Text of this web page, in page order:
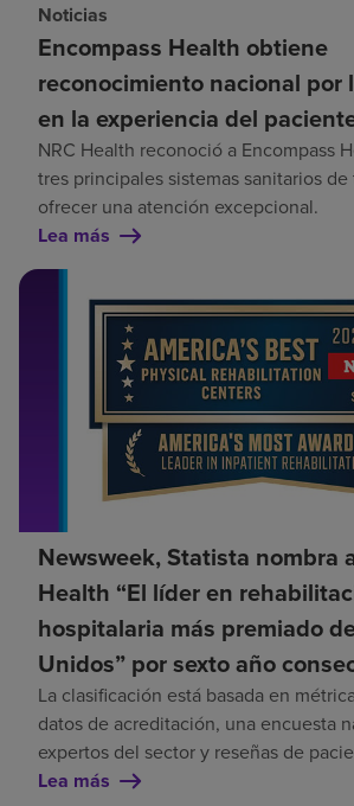
Noticias
Encompass Health obtiene
reconocimiento nacional por
en la experiencia del
NRC Health reconoció a Encompass
tres principales sistemas sanitarios
ofrecer una atención excepcional.
Lea más
Newsweek, Statista nombra
Health “El líder en
hospitalaria más premiado
Unidos” por sexto año
La clasificación está basada en
datos de acreditación, una encuesta
expertos del sector y reseñas de
Lea más